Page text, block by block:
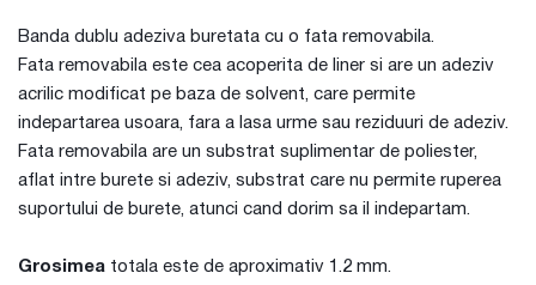
Banda dublu adeziva buretata cu o fata removabila.
Fata removabila este cea acoperita de liner si are un adeziv
acrilic modificat pe baza de solvent, care permite
indepartarea usoara, fara a lasa urme sau reziduuri de adeziv.
Fata removabila are un substrat suplimentar de poliester,
aflat intre burete si adeziv, substrat care nu permite ruperea
suportului de burete, atunci cand dorim sa il indepartam.
Grosimea totala este de aproximativ 1.2 mm.